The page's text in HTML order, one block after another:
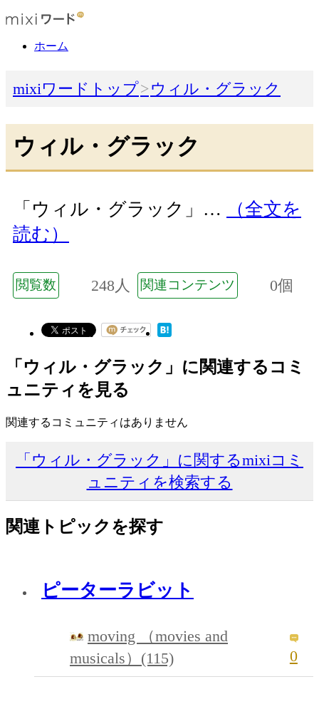
ホーム
mixiワードトップ ウィル・グラック
ウィル・グラック
「ウィル・グラック」…
（全文を
読む）
閲覧数 248人 関連コンテンツ 0個
「ウィル・グラック」に関連するコミ
ュニティを見る
関連するコミュニティはありません
「ウィル・グラック」に関するmixiコミ
ュニティを検索する
関連トピックを探す
ピーターラビット
moving （movies and
musicals）(115)
0